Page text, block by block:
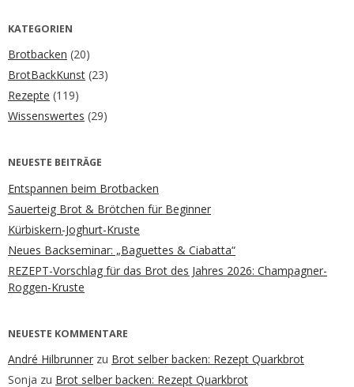
KATEGORIEN
Brotbacken (20)
BrotBackKunst (23)
Rezepte (119)
Wissenswertes (29)
NEUESTE BEITRÄGE
Entspannen beim Brotbacken
Sauerteig Brot & Brötchen für Beginner
Kürbiskern-Joghurt-Kruste
Neues Backseminar: „Baguettes & Ciabatta“
REZEPT-Vorschlag für das Brot des Jahres 2026: Champagner-
Roggen-Kruste
NEUESTE KOMMENTARE
André Hilbrunner zu Brot selber backen: Rezept Quarkbrot
Sonja zu Brot selber backen: Rezept Quarkbrot